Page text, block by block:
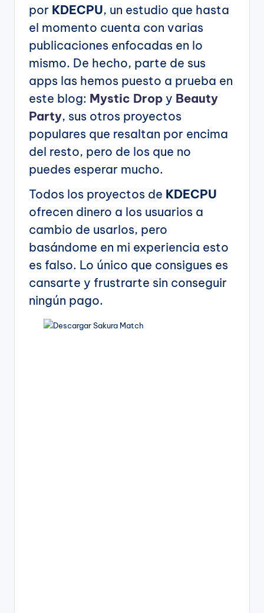
por KDECPU, un estudio que hasta
el momento cuenta con varias
publicaciones enfocadas en lo
mismo. De hecho, parte de sus
apps las hemos puesto a prueba en
este blog: Mystic Drop y Beauty
Party, sus otros proyectos
populares que resaltan por encima
del resto, pero de los que no
puedes esperar mucho.
Todos los proyectos de KDECPU
ofrecen dinero a los usuarios a
cambio de usarlos, pero
basándome en mi experiencia esto
es falso. Lo único que consigues es
cansarte y frustrarte sin conseguir
ningún pago.